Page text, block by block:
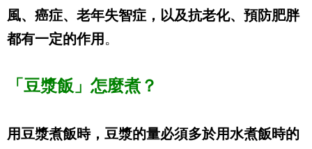
風、癌症、老年失智症，以及抗老化、預防肥胖
都有一定的作用 。
「豆漿飯」怎麼煮？
用豆漿煮飯時，豆漿的量必須多於用水煮飯時的